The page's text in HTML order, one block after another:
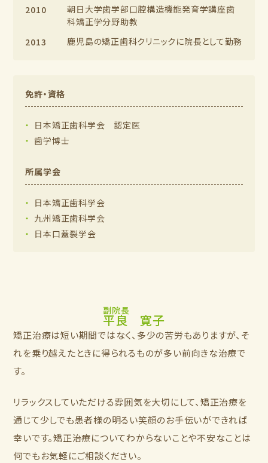
2010
朝日大学歯学部口腔構造機能発育学講座歯
科矯正学分野助教
2013
鹿児島の矯正歯科クリニックに院長として勤務
免許・資格
日本矯正歯科学会 認定医
歯学博士
所属学会
日本矯正歯科学会
九州矯正歯科学会
日本口蓋裂学会
副院長
平良 寛子
矯正治療は短い期間ではなく、多少の苦労もありますが、そ
れを乗り越えたときに得られるものが多い前向きな治療で
す。
リラックスしていただける雰囲気を大切にして、矯正治療を
通じて少しでも患者様の明るい笑顔のお手伝いができれば
幸いです。矯正治療についてわからないことや不安なことは
何でもお気軽にご相談ください。